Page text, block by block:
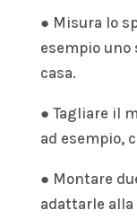
● Misura lo
esempio uno
casa.
● Tagliare il
ad esempio,
● Montare
adattarle